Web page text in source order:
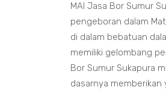
MAI Jasa Bor Sumur
pengeboran dalam
di dalam bebatuan
memiliki gelombang
Bor Sumur Sukapura
dasarnya